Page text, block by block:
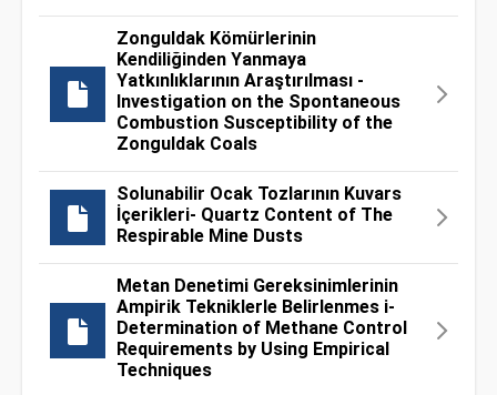
Zonguldak Kömürlerinin
Kendiliğinden Yanmaya
Yatkınlıklarının Araştırılması -
Investigation on the Spontaneous
Combustion Susceptibility of the
Zonguldak Coals
Solunabilir Ocak Tozlarının Kuvars
İçerikleri- Quartz Content of The
Respirable Mine Dusts
Metan Denetimi Gereksinimlerinin
Ampirik Tekniklerle Belirlenmes i-
Determination of Methane Control
Requirements by Using Empirical
Techniques